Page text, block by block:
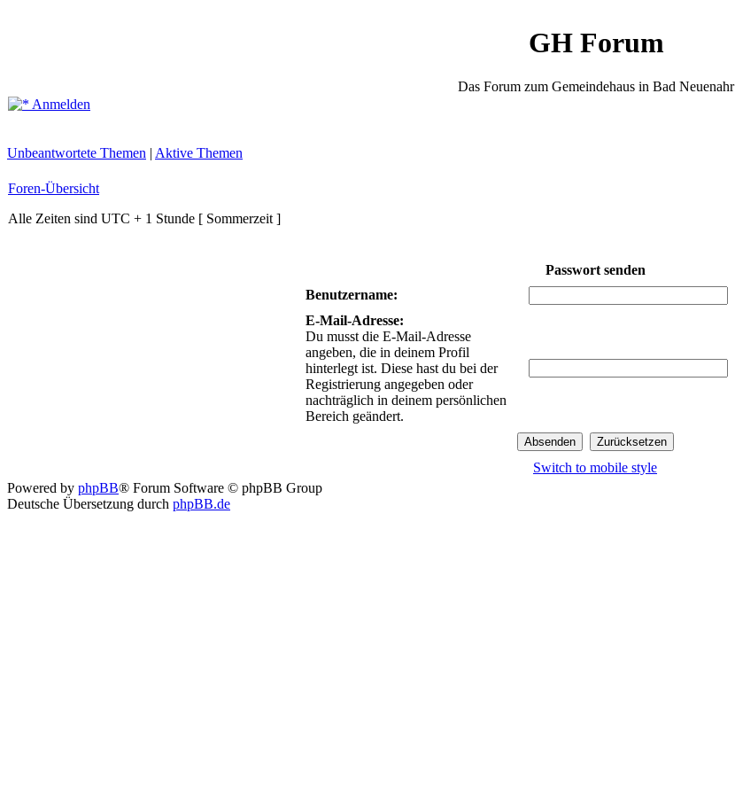
GH Forum
Das Forum zum Gemeindehaus in Bad Neuenahr
Anmelden
Unbeantwortete Themen | Aktive Themen
Foren-Übersicht
Alle Zeiten sind UTC + 1 Stunde [ Sommerzeit ]
Passwort senden
Benutzername:
E-Mail-Adresse:
Du musst die E-Mail-Adresse
angeben, die in deinem Profil
hinterlegt ist. Diese hast du bei der
Registrierung angegeben oder
nachträglich in deinem persönlichen
Bereich geändert.
Switch to mobile style
Powered by phpBB® Forum Software © phpBB Group
Deutsche Übersetzung durch phpBB.de